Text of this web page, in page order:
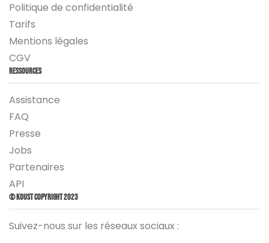
Politique de confidentialité
Tarifs
Mentions légales
CGV
Ressources
Assistance
FAQ
Presse
Jobs
Partenaires
API
© Koust Copyright 2023
Suivez-nous sur les réseaux sociaux :